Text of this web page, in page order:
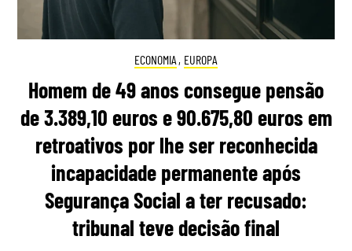
ECONOMIA , EUROPA
Homem de 49 anos consegue pensão
de 3.389,10 euros e 90.675,80 euros em
retroativos por lhe ser reconhecida
incapacidade permanente após
Segurança Social a ter recusado:
tribunal teve decisão final